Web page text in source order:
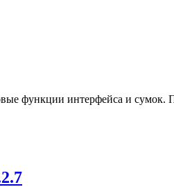
функции интерфейса и сумок.